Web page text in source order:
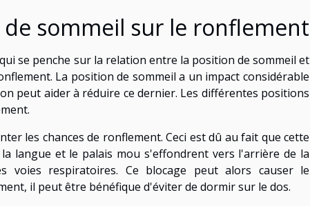
sommeil sur le ronflement
se penche sur la relation entre la position de sommeil et
La position de sommeil a un impact considérable
peut aider à réduire ce dernier. Les différentes positions
les chances de ronflement. Ceci est dû au fait que cette
langue et le palais mou s'effondrent vers l'arrière de la
voies respiratoires. Ce blocage peut alors causer le
il peut être bénéfique d'éviter de dormir sur le dos.